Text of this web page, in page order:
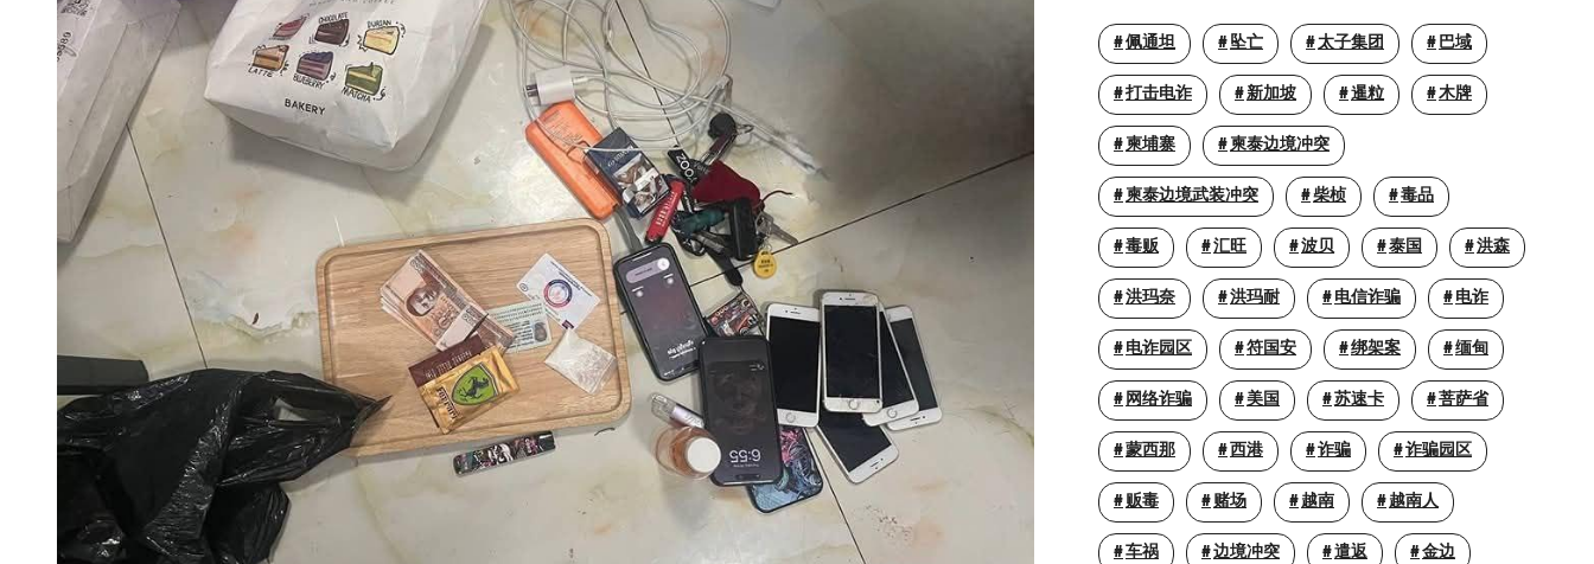
佩通坦 坠亡 太子集团 巴域
打击电诈 新加坡 暹粒 木牌
柬埔寨 柬泰边境冲突
柬泰边境武装冲突 柴桢 毒品
毒贩 汇旺 波贝 泰国 洪森
洪玛奈 洪玛耐 电信诈骗 电诈
电诈园区 符国安 绑架案 缅甸
网络诈骗 美国 苏速卡 菩萨省
蒙西那 西港 诈骗 诈骗园区
贩毒 赌场 越南 越南人
车祸 边境冲突 遣返 金边